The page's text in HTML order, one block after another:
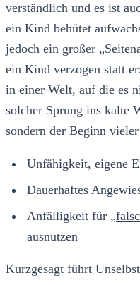
verständlich und es ist
ein Kind behütet
jedoch ein großer
ein Kind verzogen statt
in einer Welt, auf die es
solcher Sprung ins kalte
sondern der Beginn
Unfähigkeit, eigene
Dauerhaftes
Anfälligkeit für „
ausnutzen
Kurzgesagt führt